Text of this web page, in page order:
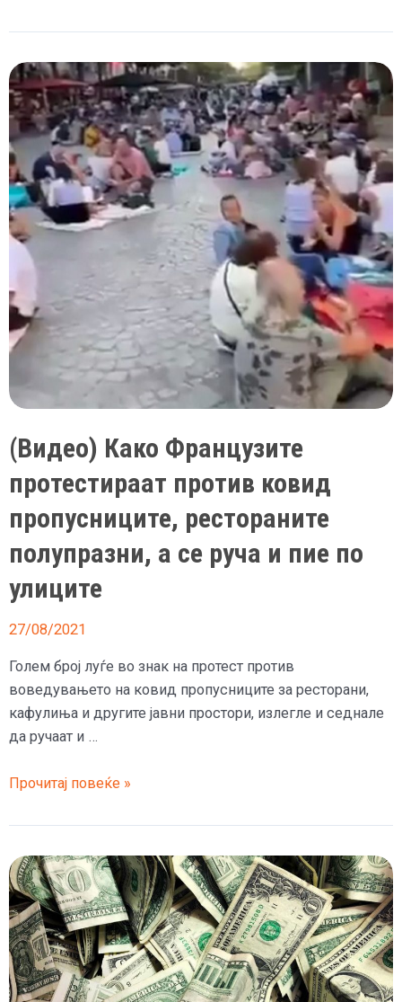
против
ковид-
мерките
во
Љубљана
–
кога
почнаа
да
фрлаат
запалени
факли,
полицијата
со
солзавец
и
водни
топови
ги
растера
антиваксерите
(Видео) Како Французите
протестираат против ковид
пропусниците, рестораните
полупразни, а се руча и пие по
улиците
27/08/2021
Голем број луѓе во знак на протест против
воведувањето на ковид пропусниците за ресторани,
кафулиња и другите јавни простори, излегле и седнале
да ручаат и …
(Видео)
Французите
протестираат
против
ковид
пропусниците,
рестораните
полупразни,
а
Прочитај повеќе »